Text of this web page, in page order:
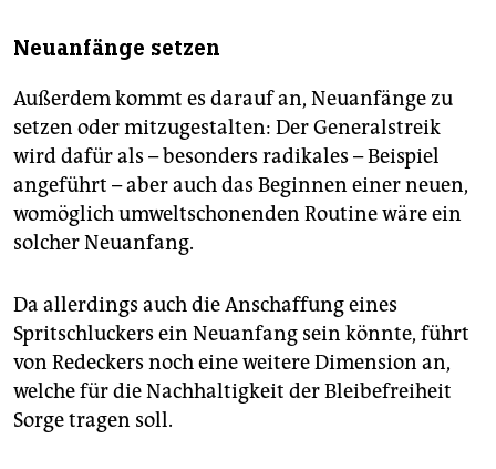
Neuanfänge setzen
Außerdem kommt es darauf an, Neuanfänge zu
setzen oder mitzugestalten: Der Generalstreik
wird dafür als – besonders radikales – Beispiel
angeführt – aber auch das Beginnen einer neuen,
womöglich umweltschonenden Routine wäre ein
solcher Neuanfang.
Da allerdings auch die Anschaffung eines
Spritschluckers ein Neuanfang sein könnte, führt
von Redeckers noch eine weitere Dimension an,
welche für die Nachhaltigkeit der Bleibefreiheit
Sorge tragen soll.